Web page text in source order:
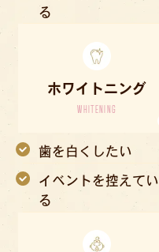
る
ホワイトニング
WHITENING
歯を白くしたい
イベントを控えてい
る